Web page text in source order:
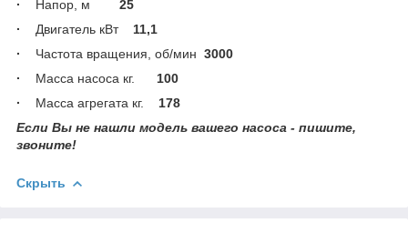
·
Напор, м 25
·
Двигатель кВт 11,1
·
Частота вращения, об/мин 3000
·
Масса насоса кг. 100
· Масса агрегата кг. 178
Если Вы не нашли модель вашего насоса - пишите,
звоните!
Скрыть